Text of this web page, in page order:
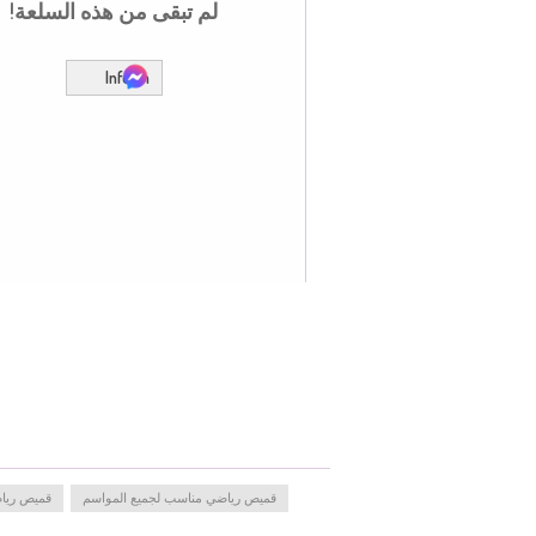
لم تبقى من هذه السلعة!
Inform
قميص قميص رياضي مناسب لجميع المواسم